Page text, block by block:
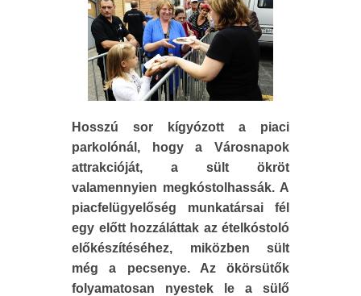
Hosszú sor kígyózott a piaci
parkolónál, hogy a Városnapok
attrakcióját, a sült ökröt
valamennyien megkóstolhassák. A
piacfelügyelőség munkatársai fél
egy előtt hozzáláttak az ételkóstoló
előkészítéséhez, miközben sült
még a pecsenye. Az ökörsütők
folyamatosan nyestek le a sülő